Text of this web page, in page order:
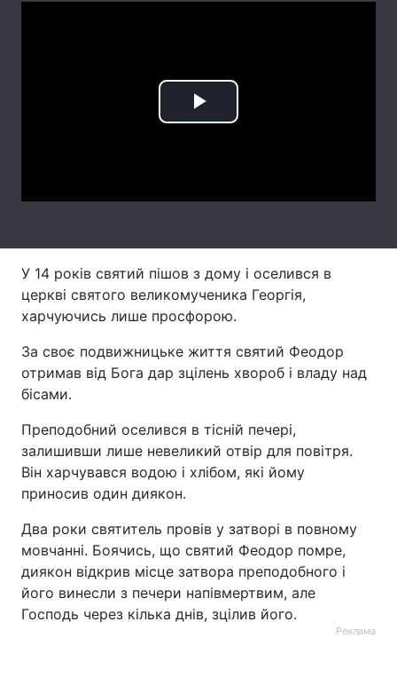
Спорт Наука
Інциденти
Туризм
Екологія Регіони
Відео з Youtube Статті
Архів Вакансії
Послуги
Play
У 14 років святий пішов з дому і оселився в
церкві святого великомученика Георгія,
харчуючись лише просфорою.
За своє подвижницьке життя святий Феодор
отримав від Бога дар зцілень хвороб і владу над
бісами.
Преподобний оселився в тісній печері,
залишивши лише невеликий отвір для повітря.
Він харчувався водою і хлібом, які йому
приносив один диякон.
Два роки святитель провів у затворі в повному
мовчанні. Боячись, що святий Феодор помре,
диякон відкрив місце затвора преподобного і
його винесли з печери напівмертвим, але
Господь через кілька днів, зцілив його.
Реклама